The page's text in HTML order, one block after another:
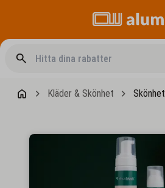
Kläder & Skönhet Skönhet